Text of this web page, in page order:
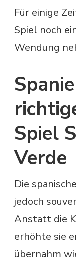
Für einige
Spiel noch
Wendung
Spiel
Verde
Die
jedoch
Anstatt die
erhöhte sie
übernahm